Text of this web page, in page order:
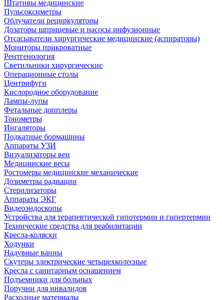
Штативы медицинские
Пульсоксиметры
Облучатели рециркуляторы
Дозаторы шприцевые и насосы инфузионные
Отсасыватели хирургические медицинские (аспираторы)
Мониторы прикроватные
Рентгенология
Светильники хирургические
Операционные столы
Центрифуги
Кислородное оборудование
Лампы-лупы
Фетальные допплеры
Тонометры
Ингаляторы
Подкатные бормашины
Аппараты УЗИ
Визуализаторы вен
Медицинские весы
Ростомеры медицинские механические
Дозиметры радиации
Стерилизаторы
Аппараты ЭКГ
Видеоэндоскопы
Устройства для терапевтической гипотермии и гипертермии
Технические средства для реабилитации
Кресла-коляски
Ходунки
Надувные ванны
Скутеры электрические четырехколесные
Кресла с санитарным оснащением
Подъемники для больных
Поручни для инвалидов
Расходные материалы